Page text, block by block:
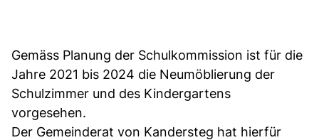
Gemäss Planung der Schulkommission ist für die
Jahre 2021 bis 2024 die Neumöblierung der
Schulzimmer und des Kindergartens
vorgesehen.
Der Gemeinderat von Kandersteg hat hierfür